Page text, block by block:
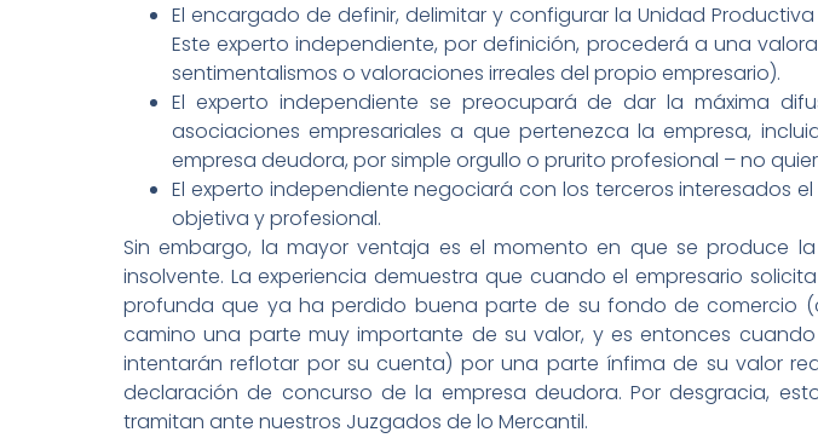
El encargado de definir, delimitar y configurar la Unidad
Este experto independiente, por definición, procederá a una
sentimentalismos o valoraciones irreales del propio empresario).
El experto independiente se preocupará de dar la máxima
asociaciones empresariales a que pertenezca la empresa,
empresa deudora, por simple orgullo o prurito profesional – no
El experto independiente negociará con los terceros interesados
objetiva y profesional.
Sin embargo, la mayor ventaja es el momento en que se produce
insolvente. La experiencia demuestra que cuando el empresario
profunda que ya ha perdido buena parte de su fondo de comercio
camino una parte muy importante de su valor, y es entonces
intentarán reflotar por su cuenta) por una parte ínfima de su valor
declaración de concurso de la empresa deudora. Por desgracia,
tramitan ante nuestros Juzgados de lo Mercantil.